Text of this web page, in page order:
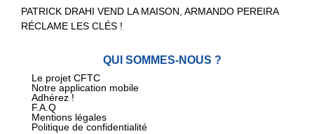
PATRICK DRAHI VEND LA MAISON, ARMANDO PEREIRA
RÉCLAME LES CLÉS !
QUI SOMMES-NOUS ?
Le projet CFTC
Notre application mobile
Adhérez !
F.A.Q
Mentions légales
Politique de confidentialité